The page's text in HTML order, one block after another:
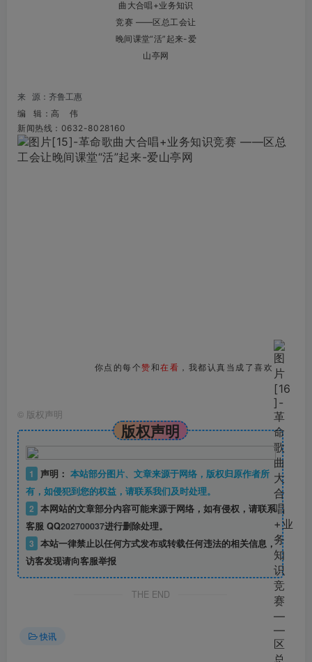
来 源 ： 齐鲁工惠
编 辑：高 伟
新闻热线：0632-8028160
你点的每个赞和在看 ，我都认真当成了喜欢
© 版权声明
版权声明
1 声明： 本站部分图片、文章来源于网络，版权归原作者所
有，如侵犯到您的权益，请联系我们及时处理。
2 本网站的文章部分内容可能来源于网络，如有侵权，请联系
客服 QQ202700037进行删除处理。
3 本站一律禁止以任何方式发布或转载任何违法的相关信息，
访客发现请向客服举报
THE END
快讯